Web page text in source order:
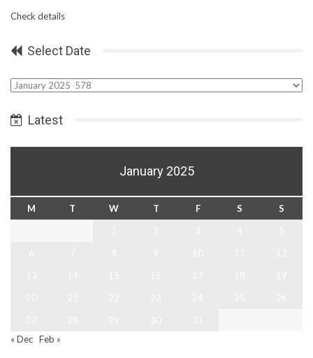
Check details
Select Date
Select
Latest
January 2025
M T W T F S
S
« Dec Feb »